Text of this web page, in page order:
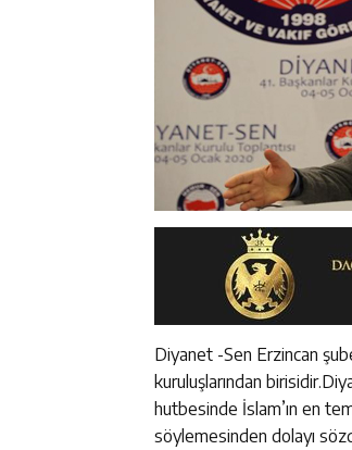
Diyanet -Sen Erzincan
kuruluşlarından
hutbesinde İslam’ın en
söylemesinden dolayı